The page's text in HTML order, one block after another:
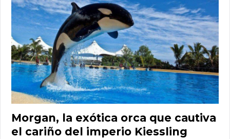
Morgan, la exótica orca que cautiva
el cariño del imperio Kiessling